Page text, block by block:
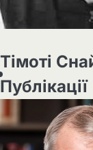
Тімоті
Публікації